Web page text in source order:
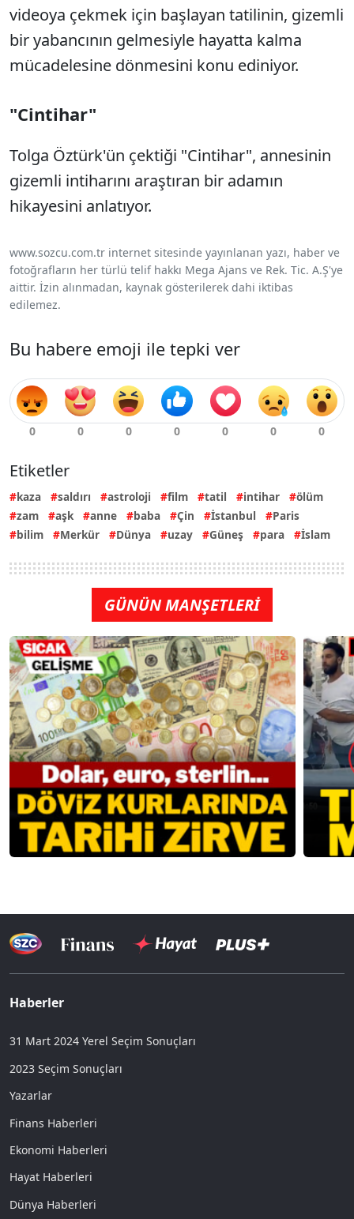
videoya çekmek için başlayan tatilinin, gizemli
bir yabancının gelmesiyle hayatta kalma
mücadelesine dönmesini konu ediniyor.
"Cintihar"
Tolga Öztürk'ün çektiği "Cintihar", annesinin
gizemli intiharını araştıran bir adamın
hikayesini anlatıyor.
www.sozcu.com.tr internet sitesinde yayınlanan yazı, haber ve
fotoğrafların her türlü telif hakkı Mega Ajans ve Rek. Tic. A.Ş'ye
aittir. İzin alınmadan, kaynak gösterilerek dahi iktibas
edilemez.
Bu habere emoji ile tepki ver
Etiketler
kaza saldırı astroloji film tatil intihar
ölüm
zam
aşk anne baba Çin İstanbul
Paris
bilim
Merkür Dünya uzay Güneş para İslam
GÜNÜN MANŞETLERİ
Haberler
31 Mart 2024 Yerel Seçim Sonuçları
2023 Seçim Sonuçları
Yazarlar
Finans Haberleri
Ekonomi Haberleri
Hayat Haberleri
Dünya Haberleri